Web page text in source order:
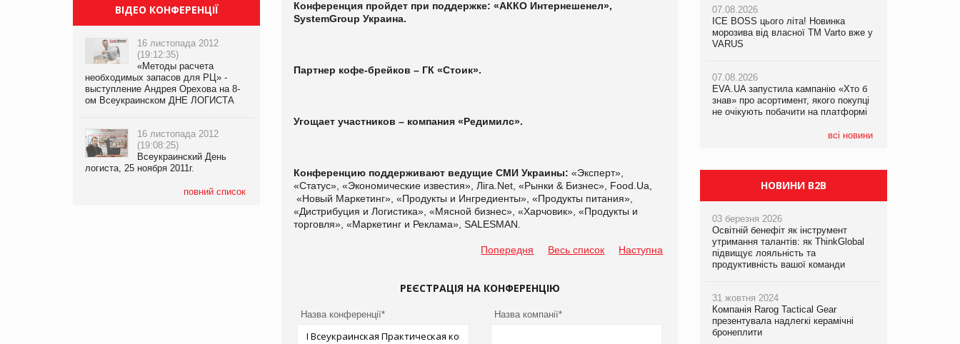
ВІДЕО КОНФЕРЕНЦІЇ
16 листопада 2012
(19:12:35)
«Методы расчета
необходимых запасов для РЦ» -
выступление Андрея Орехова на 8-
ом Всеукраинском ДНЕ ЛОГИСТА
16 листопада 2012
(19:08:25)
Всеукраинский День
логиста, 25 ноября 2011г.
повний список
Конференция пройдет при поддержке: «АККО Интернешенел»,
SystemGroup Украина.
Партнер кофе-брейков – ГК «Стоик».
Угощает участников – компания «Редимилс».
Конференцию поддерживают ведущие СМИ Украины:«Эксперт»,
«Статус», «Экономические известия», Ліга.Net, «Рынки & Бизнес», Food.Ua,
«Новый Маркетинг», «Продукты и Ингредиенты», «Продукты питания»,
«Дистрибуция и Логистика», «Мясной бизнес», «Харчовик», «Продукты и
торговля», «Маркетинг и Реклама», SALESMАN.
Попередня Весь список Наступна
РЕЄСТРАЦІЯ НА КОНФЕРЕНЦІЮ
Назва конференції* Назва компанії*
07.08.2026
ICE BOSS цього літа! Новинка
морозива від власної ТМ Varto вже у
VARUS
07.08.2026
EVA.UA запустила кампанію «Хто б
знав» про асортимент, якого покупці
не очікують побачити на платформі
всі новини
06.08.2026
Смачна новинка для хвостатих: у
VARUS з’явилися паучі Varto Paw
05.08.2026
Мережа супермаркетів VARUS купує
мережу магазинів формату
компанія налічуватиме 374 магазини
07.08.2026
Франція заборонила рекламні дзвінки
НОВИНИ B2B
03 березня 2026
Освітній бенефіт як інструмент
утримання талантів: як ThinkGlobal
підвищує лояльність та
продуктивність вашої команди
31 жовтня 2024
Компанія Rarog Tactical Gear
презентувала надлегкі керамічні
бронеплити